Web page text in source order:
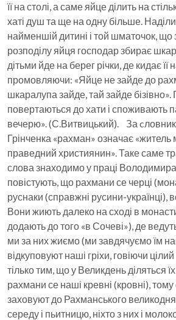
її на столі, а саме яйце ділить на
хаті душ та ще на одну більше.
найменшій дитині і той шматочок,
розподілу яйця господар збирає
дітьми йде на берег річки, де кидає
промовляючи: «Яйце не зайде до
шкаралупа зайде, тай зайде бізівно».
повертаються до хати і споживають
вечерю». (С.Витвицький). За
Грінченка «рахман» означає «житель
праведний християнин». Таке саме
слова знаходимо у праці
повістують, що рахмани се черці
руснаки (справжні русини-українці),
Вони жиють далеко на сході в
додають до того «в Сочеві»), де
ми за них жиємо (ми завдячуємо їм
відкуповуют наші гріхи, говіючи
тілько тим, що у Великдень діляться
рахмани се наші кревні (кровні),
заховуют до Рахманського великодня
середу і пьитницю, ніхто з них і